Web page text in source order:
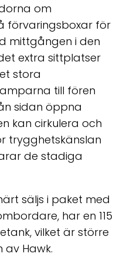
om
förvaringsboxar för
mittgången i den
extra sittplatser
stora
till fören
sidan öppna
kan cirkulera och
trygghetskänslan
de stadiga
säljs i paket med
har en 115
vilket är större
Hawk.